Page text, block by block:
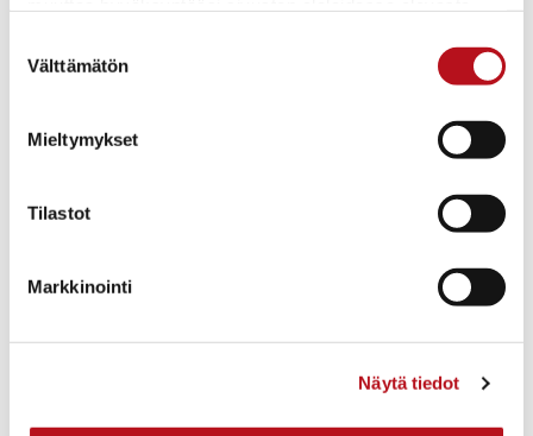
valinta
Välttämätön
Mieltymykset
Tilastot
Markkinointi
Näytä tiedot
Sohvi ja Iikka Manninen. (Kuva: Maija Alajuuman kuva-